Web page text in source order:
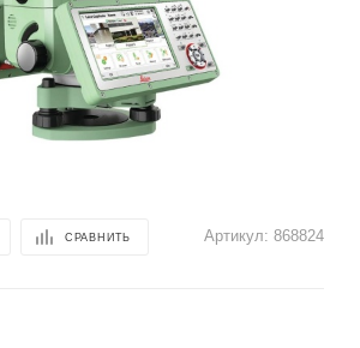
СРАВНИТЬ Артикул: 868824